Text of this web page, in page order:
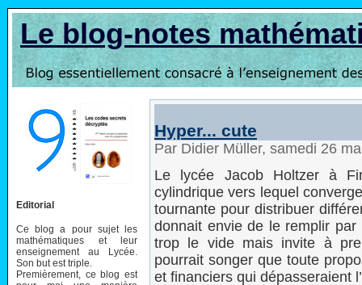
Le blog-notes
Editorial
Ce blog a pour sujet les
mathématiques et leur
enseignement au Lycée.
Son but est triple.
Premièrement, ce blog est
Hyper... cute
Par Didier Müller, samedi 26
Le lycée Jacob Holtzer à
cylindrique vers lequel
tournante pour distribuer
donnait envie de le remplir par
trop le vide mais invite à
pourrait songer que toute
et financiers qui dépasseraient